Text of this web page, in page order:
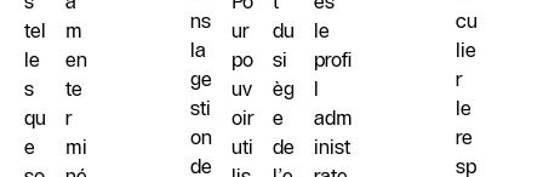
tel
le
s
qu
e
m
en
te
r
mi
ns
la
ge
sti
on
de
ur
po
uv
oir
uti
du
si
èg
e
de
le
profi
l
adm
inist
cu
lie
r
le
re
sp